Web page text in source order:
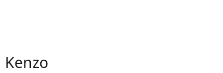
Kenzo